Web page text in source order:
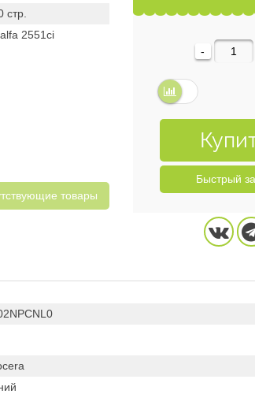
стр.
2551ci
товары
-
Быстрый